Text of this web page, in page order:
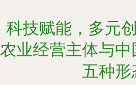
科技赋能，多元
农业经营主体与
五种形